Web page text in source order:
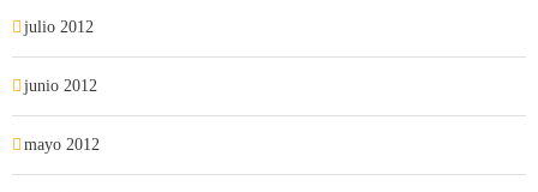
julio 2012
junio 2012
mayo 2012